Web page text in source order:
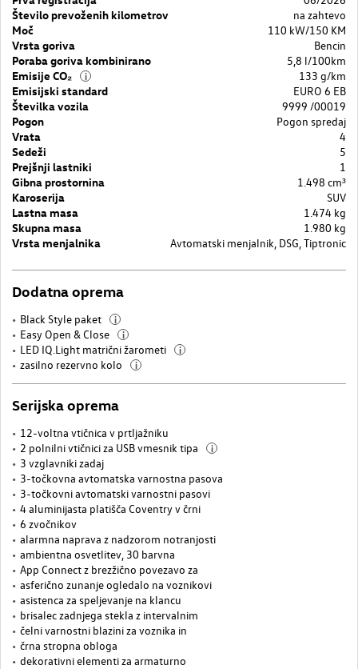
Število prevoženih kilometrov
na zahtevo
Moč
110 kW/150 KM
Vrsta goriva
Bencin
Poraba goriva kombinirano
5,8 l/100km
Emisije CO₂
i
133 g/km
Emisijski standard
EURO 6 EB
Številka vozila
9999 /00019
Pogon
Pogon spredaj
Vrata
4
Sedeži
5
Prejšnji lastniki
1
Gibna prostornina
1.498 cm³
Karoserija
SUV
Lastna masa
1.474 kg
Skupna masa
1.980 kg
Vrsta menjalnika
Avtomatski menjalnik, DSG, Tiptronic
Dodatna oprema
Black Style paket i
Easy Open & Close i
LED IQ.Light matrični žarometi i
zasilno rezervno kolo i
Serijska oprema
12-voltna vtičnica v prtljažniku
2 polnilni vtičnici za USB vmesnik tipa
i
3 vzglavniki zadaj
3-točkovna avtomatska varnostna pasova
3-točkovni avtomatski varnostni pasovi
4 aluminijasta platišča Coventry v črni
6 zvočnikov
alarmna naprava z nadzorom notranjosti
ambientna osvetlitev, 30 barvna
App Connect z brezžično povezavo za
asferično zunanje ogledalo na voznikovi
asistenca za speljevanje na klancu
brisalec zadnjega stekla z intervalnim
čelni varnostni blazini za voznika in
črna stropna obloga
dekorativni elementi za armaturno